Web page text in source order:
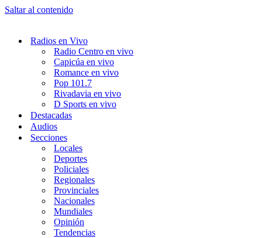
Saltar al contenido
Radios en Vivo
Radio Centro en vivo
Capicúa en vivo
Romance en vivo
Pop 101.7
Rivadavia en vivo
D Sports en vivo
Destacadas
Audios
Secciones
Locales
Deportes
Policiales
Regionales
Provinciales
Nacionales
Mundiales
Opinión
Tendencias